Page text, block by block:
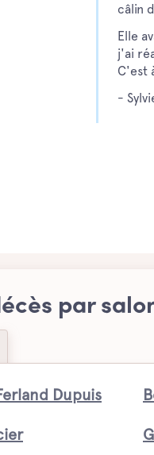
câlin
Elle
j'ai
C'est
-
par
Dupuis